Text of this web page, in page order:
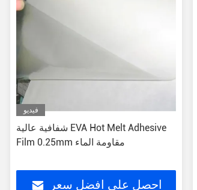
فيديو
شفافية عالية EVA Hot Melt Adhesive
Film 0.25mm مقاومة الماء
احصل على افضل سعر